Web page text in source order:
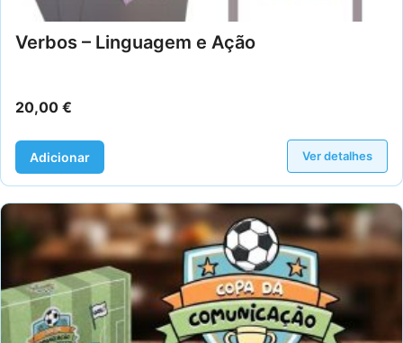
Verbos – Linguagem e Ação
20,00 €
Adicionar Ver detalhes